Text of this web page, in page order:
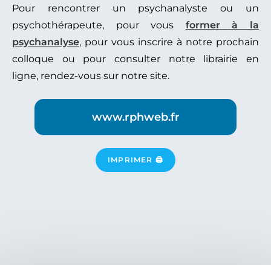
Pour rencontrer un psychanalyste ou un
psychothérapeute, pour vous former à la
psychanalyse, pour vous inscrire à notre prochain
colloque ou pour consulter notre librairie en
ligne, rendez-vous sur notre site.
www.rphweb.fr
IMPRIMER 🖨